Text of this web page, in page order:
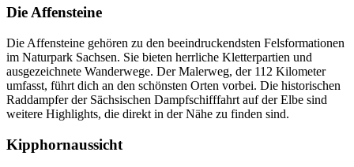
Die Affensteine
Die Affensteine gehören zu den beeindruckendsten Felsformationen
im Naturpark Sachsen. Sie bieten herrliche Kletterpartien und
ausgezeichnete Wanderwege. Der Malerweg, der 112 Kilometer
umfasst, führt dich an den schönsten Orten vorbei. Die historischen
Raddampfer der Sächsischen Dampfschifffahrt auf der Elbe sind
weitere Highlights, die direkt in der Nähe zu finden sind.
Kipphornaussicht